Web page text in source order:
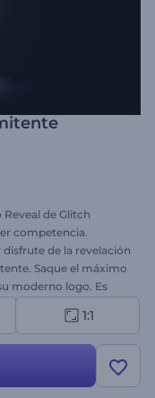
de Glitch
competencia.
de la revelación
Saque el máximo
moderno logo. Es
intros y outros de
Dé un paso adelante
1:1